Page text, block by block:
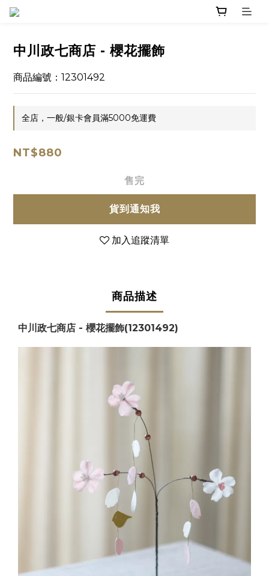
中川政七商店 - 櫻花擺飾
商品編號：12301492
全店，一般/銀卡會員滿5000免運費
NT$880
售完
貨到通知我
加入追蹤清單
商品描述
中川政七商店 - 櫻花擺飾(12301492)